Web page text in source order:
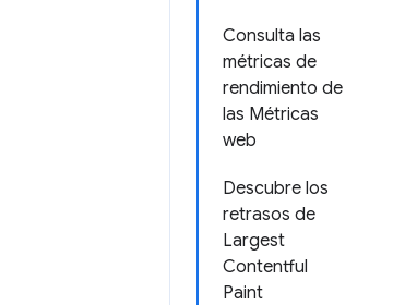
Consulta las
métricas de
rendimiento de
las Métricas
web
Descubre los
retrasos de
Largest
Contentful
Paint